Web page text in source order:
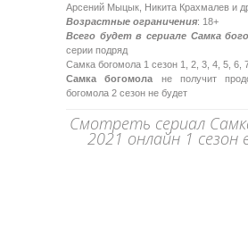
Арсений Мыцык, Никита Крахмалев и
Возрастные ограничения: 18+
Всего будет в сериале Самка
серии подряд
Самка богомола 1 сезон 1, 2, 3, 4, 5, 6,
Самка богомола не получит
богомола 2 сезон не будет
Смотреть сериал
2021 онлайн 1 сезон